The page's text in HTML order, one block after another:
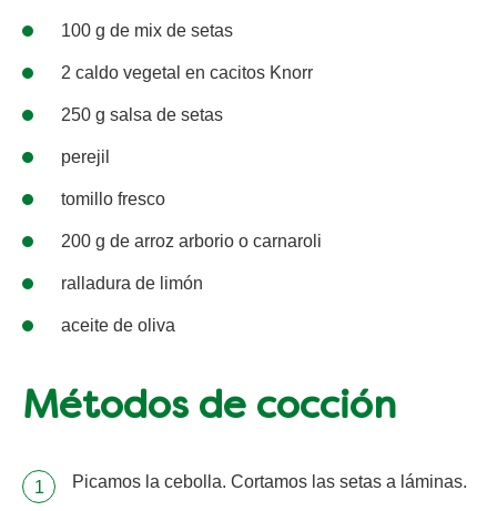
100 g de mix de setas
2 caldo vegetal en cacitos Knorr
250 g salsa de setas
perejil
tomillo fresco
200 g de arroz arborio o carnaroli
ralladura de limón
aceite de oliva
Métodos de cocción
Picamos la cebolla. Cortamos las setas a láminas.